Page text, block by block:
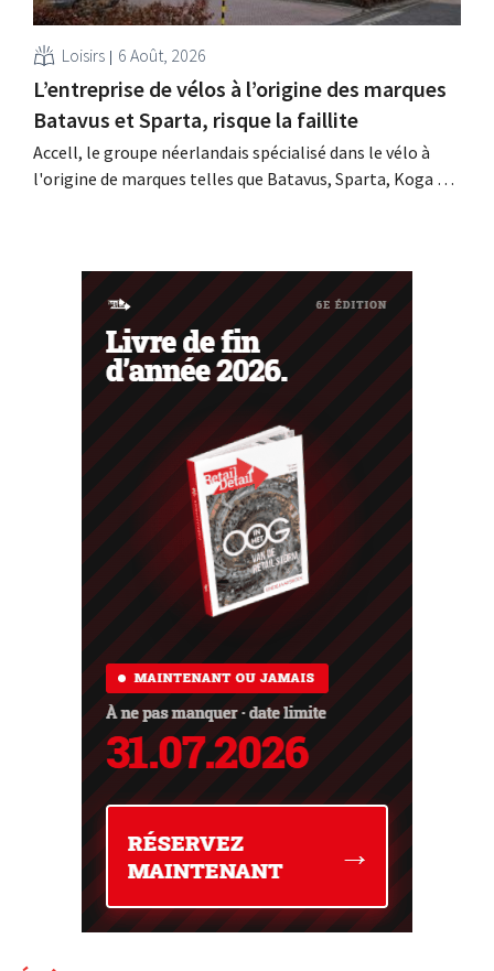
Loisirs 6 Août, 2026
L’entreprise de vélos à l’origine des marques
Batavus et Sparta, risque la faillite
Accell, le groupe néerlandais spécialisé dans le vélo à
l'origine de marques telles que Batavus, Sparta, Koga et